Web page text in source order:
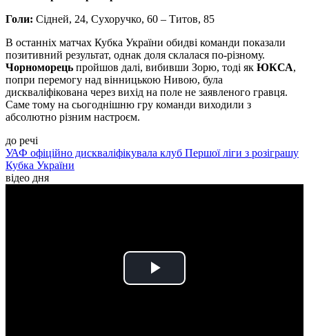
Голи: Сідней, 24, Сухоручко, 60 – Титов, 85
В останніх матчах Кубка України обидві команди показали
позитивний результат, однак доля склалася по-різному.
Чорноморець пройшов далі, вибивши Зорю, тоді як ЮКСА,
попри перемогу над вінницькою Нивою, була
дискваліфікована через вихід на поле не заявленого гравця.
Саме тому на сьогоднішню гру команди виходили з
абсолютно різним настроєм.
до речі
УАФ офіційно дискваліфікувала клуб Першої ліги з розіграшу
Кубка України
відео дня
Play